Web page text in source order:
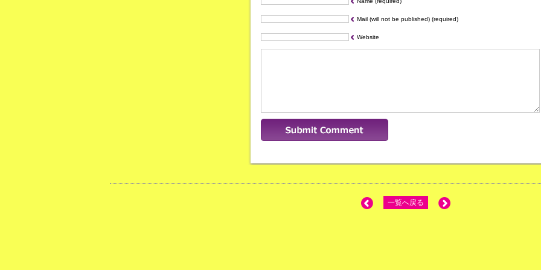
Mail (will not be published) (required)
Website
一覧へ戻る